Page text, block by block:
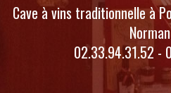
Cave à vins traditionnelle à
02.33.94.31.52 -